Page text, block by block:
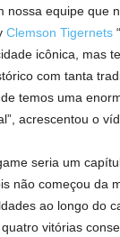
nossa equipe que
Clemson Tigernets
icônica, mas
com tanta
temos uma
acrescentou o
seria um
não começou da
ao longo do
vitórias